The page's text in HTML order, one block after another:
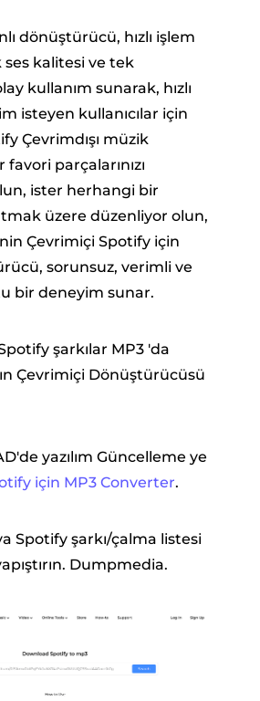
dönüştürücü, hızlı işlem
kalitesi ve tek
kullanım sunarak, hızlı
isteyen kullanıcılar için
Çevrimdışı müzik
parçalarınızı
ister herhangi bir
üzere düzenliyor olun,
Çevrimiçi Spotify için
sorunsuz, verimli ve
bir deneyim sunar.
şarkılar MP3 'da
Çevrimiçi Dönüştürücüsü
yazılım Güncelleme ye
için MP3 Converter.
Spotify şarkı/çalma listesi
Dumpmedia.